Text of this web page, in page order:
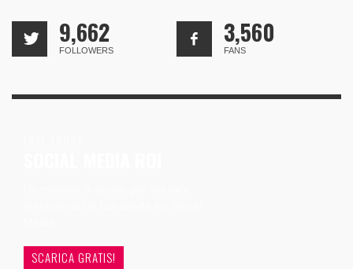
9,662
FOLLOWERS
3,560
FANS
SCARICA GRATIS!